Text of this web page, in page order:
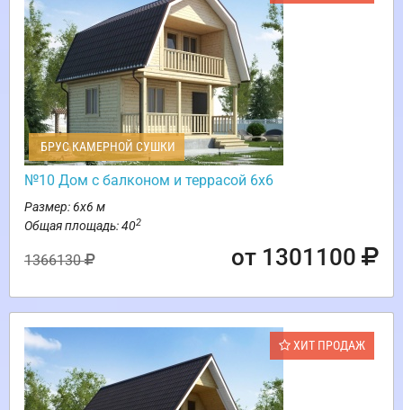
БРУС КАМЕРНОЙ СУШКИ
№10 Дом с балконом и террасой 6х6
Размер: 6х6 м
Общая площадь: 402
1366130 от 1301100
ХИТ ПРОДАЖ